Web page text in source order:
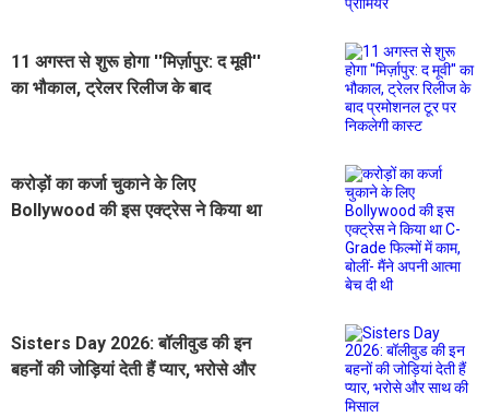
11 अगस्त से शुरू होगा ''मिर्ज़ापुर: द मूवी''
का भौकाल, ट्रेलर रिलीज के बाद
करोड़ों का कर्जा चुकाने के लिए
Bollywood की इस एक्ट्रेस ने किया था
Sisters Day 2026: बॉलीवुड की इन
बहनों की जोड़ियां देती हैं प्यार, भरोसे और